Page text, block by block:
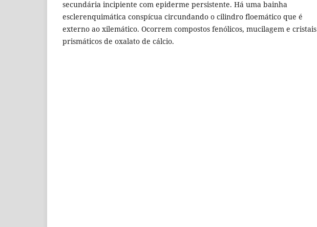
secundária incipiente com epiderme persistente. Há uma bainha
esclerenquimática conspícua circundando o cilindro floemático que é
externo ao xilemático. Ocorrem compostos fenólicos, mucilagem e cristais
prismáticos de oxalato de cálcio.